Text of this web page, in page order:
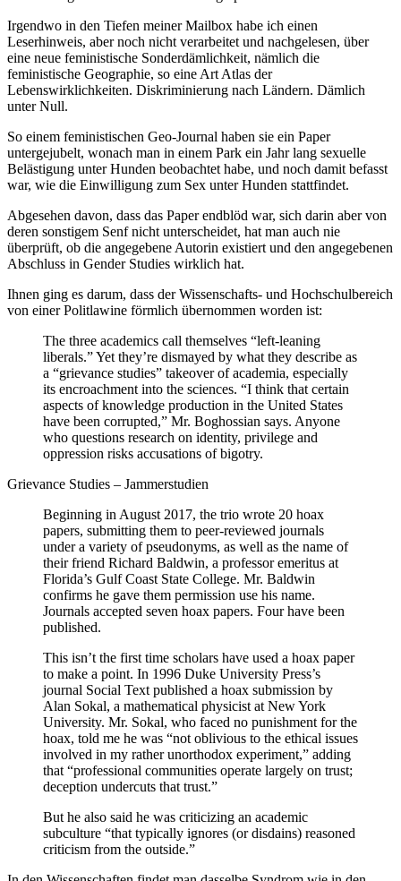
Irgendwo in den Tiefen meiner Mailbox habe ich einen
Leserhinweis, aber noch nicht verarbeitet und nachgelesen, über
eine neue feministische Sonderdämlichkeit, nämlich die
feministische Geographie, so eine Art Atlas der
Lebenswirklichkeiten. Diskriminierung nach Ländern. Dämlich
unter Null.
So einem feministischen Geo-Journal haben sie ein Paper
untergejubelt, wonach man in einem Park ein Jahr lang sexuelle
Belästigung unter Hunden beobachtet habe, und noch damit befasst
war, wie die Einwilligung zum Sex unter Hunden stattfindet.
Abgesehen davon, dass das Paper endblöd war, sich darin aber von
deren sonstigem Senf nicht unterscheidet, hat man auch nie
überprüft, ob die angegebene Autorin existiert und den angegebenen
Abschluss in Gender Studies wirklich hat.
Ihnen ging es darum, dass der Wissenschafts- und Hochschulbereich
von einer Politlawine förmlich übernommen worden ist:
The three academics call themselves “left-leaning
liberals.” Yet they’re dismayed by what they describe as
a “grievance studies” takeover of academia, especially
its encroachment into the sciences. “I think that certain
aspects of knowledge production in the United States
have been corrupted,” Mr. Boghossian says. Anyone
who questions research on identity, privilege and
oppression risks accusations of bigotry.
Grievance Studies – Jammerstudien
Beginning in August 2017, the trio wrote 20 hoax
papers, submitting them to peer-reviewed journals
under a variety of pseudonyms, as well as the name of
their friend Richard Baldwin, a professor emeritus at
Florida’s Gulf Coast State College. Mr. Baldwin
confirms he gave them permission use his name.
Journals accepted seven hoax papers. Four have been
published.
This isn’t the first time scholars have used a hoax paper
to make a point. In 1996 Duke University Press’s
journal Social Text published a hoax submission by
Alan Sokal, a mathematical physicist at New York
University. Mr. Sokal, who faced no punishment for the
hoax, told me he was “not oblivious to the ethical issues
involved in my rather unorthodox experiment,” adding
that “professional communities operate largely on trust;
deception undercuts that trust.”
But he also said he was criticizing an academic
subculture “that typically ignores (or disdains) reasoned
criticism from the outside.”